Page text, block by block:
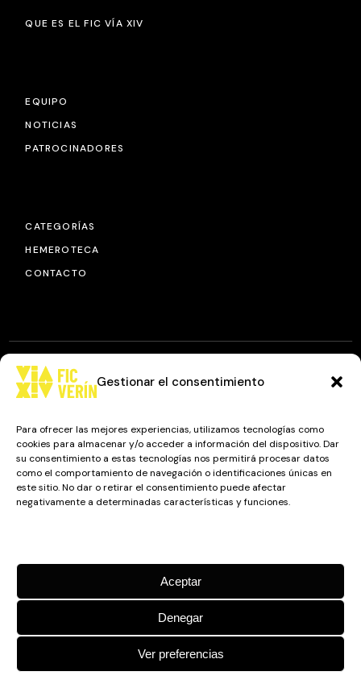
Gestionar el consentimiento
Para ofrecer las mejores experiencias, utilizamos tecnologías como
cookies para almacenar y/o acceder a información del dispositivo. Dar
su consentimiento a estas tecnologías nos permitirá procesar datos
como el comportamiento de navegación o identificaciones únicas en
este sitio. No dar o retirar el consentimiento puede afectar
negativamente a determinadas características y funciones.
Aceptar
Denegar
Ver preferencias
QUE ES EL FIC VÍA XIV
EQUIPO
NOTICIAS
PATROCINADORES
CATEGORÍAS
HEMEROTECA
CONTACTO
Camino a Balnearios de Sousas
32600, Verín, Ourense